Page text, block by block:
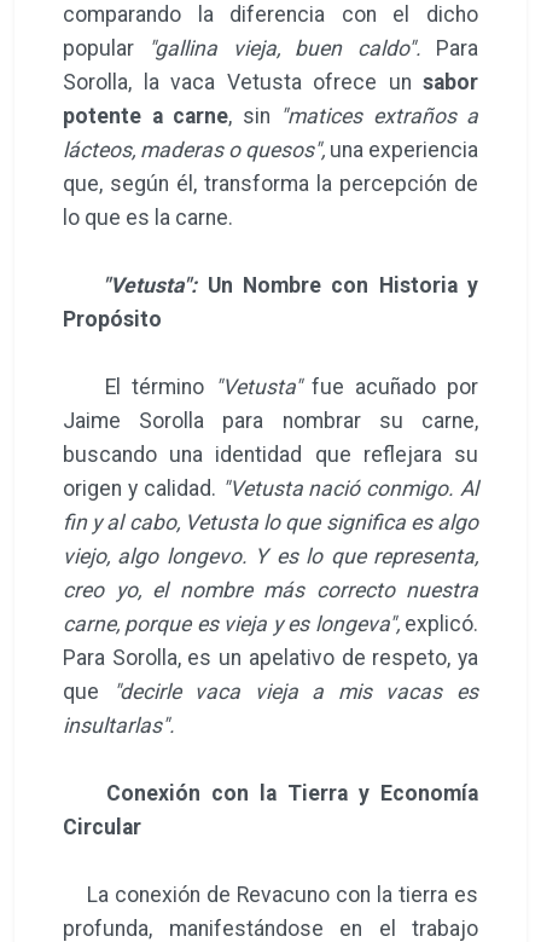
comparando la diferencia con el dicho
popular
"gallina vieja, buen caldo". Para
Sorolla, la vaca Vetusta ofrece un sabor
potente a carne, sin "matices extraños a
lácteos, maderas o quesos", una experiencia
que, según él, transforma la percepción de
lo que es la carne.
"Vetusta": Un Nombre con Historia y
Propósito
El término "Vetusta"fue acuñado por
Jaime Sorolla para nombrar su carne,
buscando una identidad que reflejara su
origen y calidad. "Vetusta nació conmigo. Al
fin y al cabo, Vetusta lo que significa es algo
viejo, algo longevo. Y es lo que representa,
creo yo, el nombre más correcto nuestra
carne, porque es vieja y es longeva",explicó.
Para Sorolla, es un apelativo de respeto, ya
que
"decirle vaca vieja a mis vacas es
insultarlas".
Conexión con la Tierra y Economía
Circular
La conexión de Revacuno con la tierra es
profunda, manifestándose en el trabajo